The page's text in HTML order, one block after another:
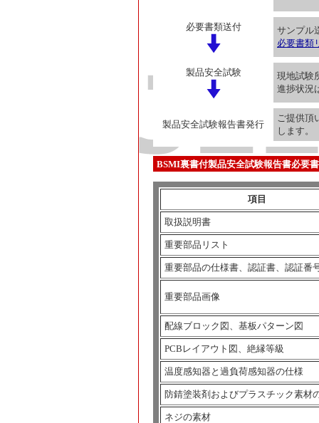
必要書類送付
サンプル
必要書類
製品安全試験
現地試験
進捗状況
製品安全試験報告書発行
ご提供頂
します。
BSMI裏書付製品安全試験報告書必要
項目
取扱説明書
重要部品リスト
重要部品の仕様書、認証書、認証番
重要部品画像
配線ブロック図、基板パターン図
PCBレイアウト図、絶縁等級
温度感知器と過負荷感知器の仕様
防錆塗装剤およびプラスチック素材
ネジの素材